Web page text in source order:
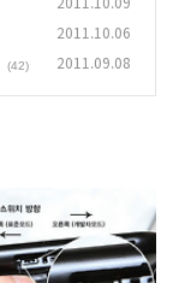
2011.10.06
(42) 2011.09.08